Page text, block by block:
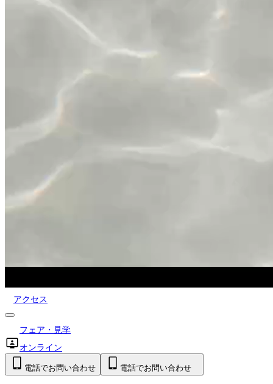
アクセス
フェア・見学
オンライン
電話でお問い合わせ 電話でお問い合わせ